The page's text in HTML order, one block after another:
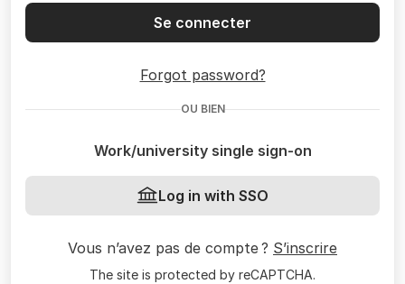
Se connecter
Forgot password?
OU BIEN
Work/university single sign-on
Log in with SSO
Vous n’avez pas de compte ? S’inscrire
The site is protected by reCAPTCHA.